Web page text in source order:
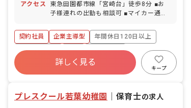
アクセス
東急田園都市線「宮崎台」徒歩8分 ■お
子様連れの出勤も相談可 ■マイカー通勤
OK（無料駐輪場完備）
契約社員 企業主導型
年間休日120日以上
社会保険完備
有給
残業少なめ
昇給昇進あり
産休育休制度
乳児保育のみ
詳しく見る
キープ
プレスクール若葉幼稚園 保育士の求人